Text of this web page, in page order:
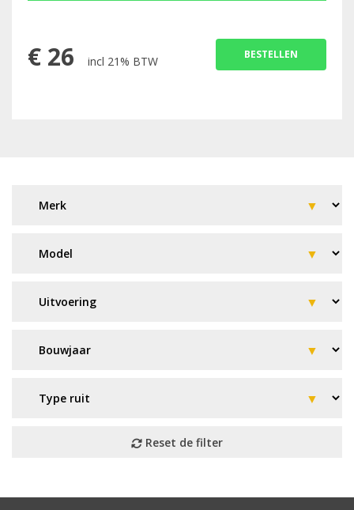
€ 26 incl 21% BTW BESTELLEN